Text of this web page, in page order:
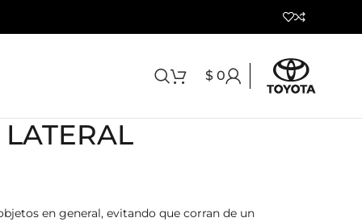
$0
en general, evitando que corran de un